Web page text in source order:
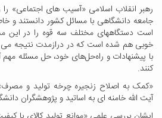
رهبر انقلاب اسلامی «آسیب های اجتماعی»
جامعه دانشگاهی با مسائل کشور دانستند و
است دستگاههای مختلف سه قوه را در این
خوبی هم شده است که در درازمدت نتیجه می
با پیشنهادات و راه‌حل‌های خود، حل مسئله
کنند.
«کمک به اصلاح زنجیره چرخه تولید و
آیت الله خامنه ای به اساتید و پژوهشگران